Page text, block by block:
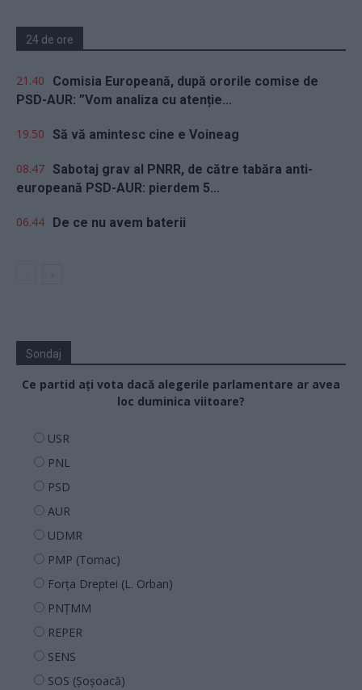
24 de ore
21.40
Comisia Europeană, după ororile comise de
PSD-AUR: ”Vom analiza cu atenție...
19.50 Să vă amintesc cine e Voineag
08.47 Sabotaj grav al PNRR, de către tabăra anti-
europeană PSD-AUR: pierdem 5...
06.44 De ce nu avem baterii
Sondaj
Ce partid ați vota dacă alegerile parlamentare ar avea
loc duminica viitoare?
USR
PNL
PSD
AUR
UDMR
PMP (Tomac)
Forța Dreptei (L. Orban)
PNȚMM
REPER
SENS
SOS (Șoșoacă)